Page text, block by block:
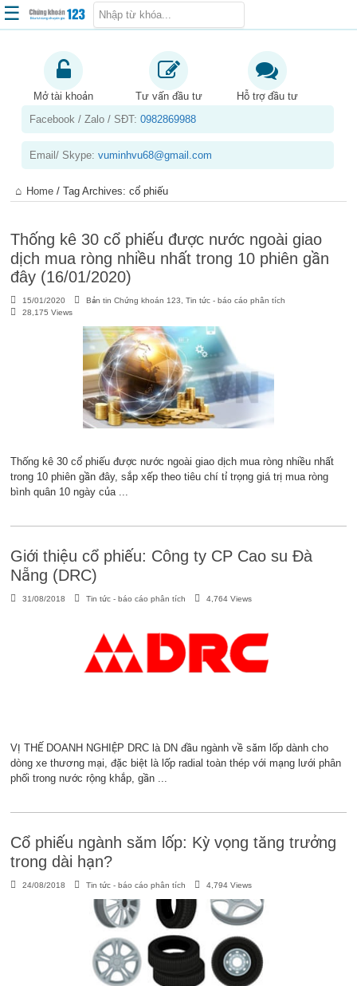
Trang chủ
Kiến thức chứng khoán
Kinh nghiệm đầu tư
Sản phẩm – dịch vụ
Chứng khoán phái sinh
☰
Mở tài khoản Tư vấn đầu tư
Hỗ trợ đầu tư
Facebook / Zalo / SĐT:0982869988
Email/ Skype:vuminhvu68@gmail.com
Home /Tag Archives: cổ phiếu
Thống kê 30 cổ phiếu được nước ngoài giao
dịch mua ròng nhiều nhất trong 10 phiên gần
đây (16/01/2020)
15/01/2020 Bản tin Chứng khoán 123 ,Tin tức - báo cáo phân tích
28,175 Views
Thống kê 30 cổ phiếu được nước ngoài giao dịch mua ròng nhiều nhất
trong 10 phiên gần đây, sắp xếp theo tiêu chí tỉ trọng giá trị mua ròng
bình quân 10 ngày của ...
Giới thiệu cổ phiếu: Công ty CP Cao su Đà
Nẵng (DRC)
31/08/2018 Tin tức - báo cáo phân tích 4,764 Views
VỊ THẾ DOANH NGHIỆP DRC là DN đầu ngành về săm lốp dành cho
dòng xe thương mại, đặc biệt là lốp radial toàn thép với mạng lưới phân
phối trong nước rộng khắp, gần ...
Cổ phiếu ngành săm lốp: Kỳ vọng tăng trưởng
trong dài hạn?
24/08/2018 Tin tức - báo cáo phân tích 4,794 Views